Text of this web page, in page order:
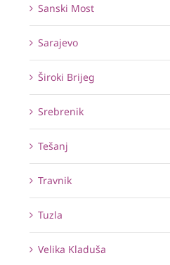
Sanski Most
Sarajevo
Široki Brijeg
Srebrenik
Tešanj
Travnik
Tuzla
Velika Kladuša